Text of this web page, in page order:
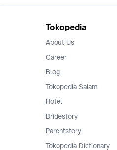
Tokopedia
About Us
Career
Blog
Tokopedia Salam
Hotel
Bridestory
Parentstory
Tokopedia Dictionary